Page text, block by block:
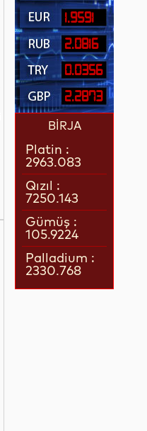
1.9591
2.0816
0.0356
2.2873
BİRJA
Platin :
2963.083
Qızıl :
7250.143
Gümüş :
105.9224
Palladium :
2330.768